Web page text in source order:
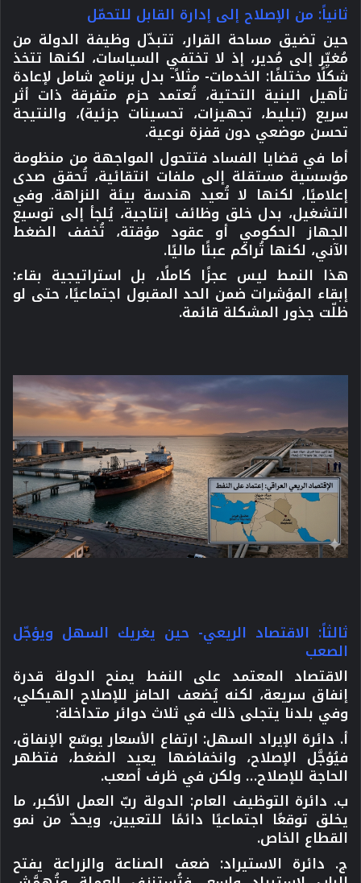
ثانياً: من الإصلاح إلى إدارة القابل للتحمّل
حين تضيق مساحة القرار، تتبدّل وظيفة الدولة من
مُغيِّر إلى مُدير، إذ لا تختفي السياسات، لكنها تتخذ
شكلًا مختلفًا: الخدمات- مثلاً- بدل برنامج شامل لإعادة
تأهيل البنية التحتية، تُعتمد حزم متفرقة ذات أثر
سريع (تبليط، تجهيزات، تحسينات جزئية)، والنتيجة
تحسن موضعي دون قفزة نوعية.
أما في قضايا الفساد فتتحول المواجهة من منظومة
مؤسسية مستقلة إلى ملفات انتقائية، تُحقق صدى
إعلاميًا، لكنها لا تُعيد هندسة بيئة النزاهة. وفي
التشغيل، بدل خلق وظائف إنتاجية، يُلجأ إلى توسيع
الجهاز الحكومي أو عقود مؤقتة، تُخفف الضغط
الآني، لكنها تُراكم عبئًا ماليًا.
هذا النمط ليس عجزًا كاملًا، بل استراتيجية بقاء:
إبقاء المؤشرات ضمن الحد المقبول اجتماعيًا، حتى لو
ظلّت جذور المشكلة قائمة.
ثالثاً: الاقتصاد الريعي- حين يغريك السهل ويؤجّل
الصعب
الاقتصاد المعتمد على النفط يمنح الدولة قدرة
إنفاق سريعة، لكنه يُضعف الحافز للإصلاح الهيكلي،
وفي بلدنا يتجلى ذلك في ثلاث دوائر متداخلة:
أ. دائرة الإيراد السهل: ارتفاع الأسعار يوسّع الإنفاق،
فيُؤجَّل الإصلاح، وانخفاضها يعيد الضغط، فتظهر
الحاجة للإصلاح… ولكن في ظرف أصعب.
ب. دائرة التوظيف العام: الدولة ربّ العمل الأكبر، ما
يخلق توقعًا اجتماعيًا دائمًا للتعيين، ويحدّ من نمو
القطاع الخاص.
ج. دائرة الاستيراد: ضعف الصناعة والزراعة يفتح